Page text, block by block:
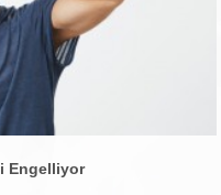
Engelliyor